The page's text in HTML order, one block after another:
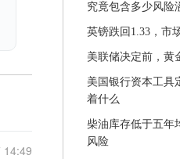
14:49
究竟包含多少风险
英镑跌回1.33，市
美联储决定前，黄
美国银行资本工具
着什么
柴油库存低于五年
风险